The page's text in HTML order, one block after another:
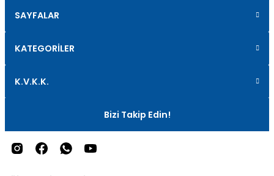
SAYFALAR
KATEGORİLER
K.V.K.K.
Bizi Takip Edin!